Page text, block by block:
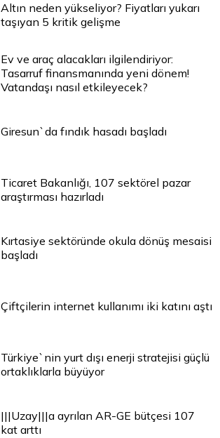
Altın neden yükseliyor? Fiyatları yukarı
taşıyan 5 kritik gelişme
Ev ve araç alacakları ilgilendiriyor:
Tasarruf finansmanında yeni dönem!
Vatandaşı nasıl etkileyecek?
Giresun`da fındık hasadı başladı
Ticaret Bakanlığı, 107 sektörel pazar
araştırması hazırladı
Kırtasiye sektöründe okula dönüş mesaisi
başladı
Çiftçilerin internet kullanımı iki katını aştı
Türkiye`nin yurt dışı enerji stratejisi güçlü
ortaklıklarla büyüyor
|||Uzay|||a ayrılan AR-GE bütçesi 107
kat arttı